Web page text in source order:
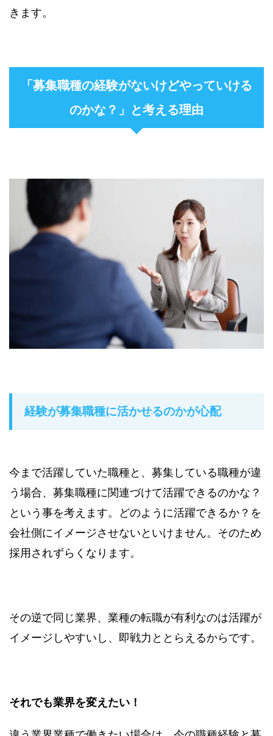
きます。
「募集職種の経験がないけどやっていける
のかな？」と考える理由
経験が募集職種に活かせるのかが心配
今まで活躍していた職種と、募集している職種が違
う場合、募集職種に関連づけて活躍できるのかな？
という事を考えます。どのように活躍できるか？を
会社側にイメージさせないといけません。そのため
採用されずらくなります。
その逆で同じ業界、業種の転職が有利なのは活躍が
イメージしやすいし、即戦力ととらえるからです。
それでも業界を変えたい！